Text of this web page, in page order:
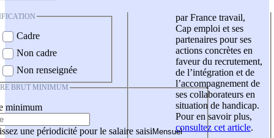
Cadre
Non cadre
Non renseignée
BRUT MINIMUM
minimum
une périodicité pour le salaire saisi
par France travail,
Cap emploi et ses
partenaires pour ses
actions concrètes en
faveur du recrutement,
de l’intégration et de
l’accompagnement de
ses collaborateurs en
situation de handicap.
Pour en savoir plus,
consultez cet article.